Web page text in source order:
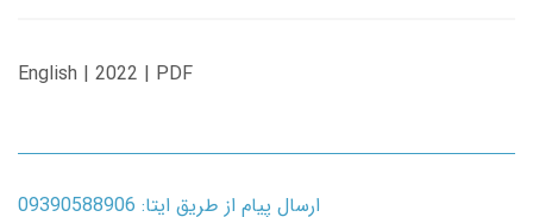
English | 2022 | PDF
ارسال پیام از طریق ایتا: 09390588906